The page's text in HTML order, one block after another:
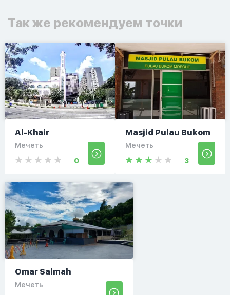
Так же рекомендуем точки
Al-Khair
Мечеть
0
Masjid Pulau Bukom
Мечеть
3
Omar Salmah
Мечеть